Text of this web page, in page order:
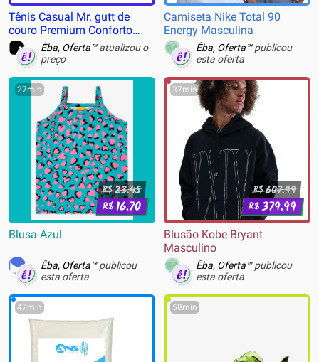
Tênis Casual Mr. gutt de
couro Premium Conforto
MarromÊba, Oferta™atualizou o
preço
Camiseta Nike Total 90
Energy Masculina
Êba, Oferta™publicou
esta oferta
27min
R$23.45
R$16.70
Blusa Azul
Êba, Oferta™publicou
esta oferta
37min
R$607.99
R$379.99
Blusão Kobe Bryant
Masculino
Êba, Oferta™publicou
esta oferta
47min 58min